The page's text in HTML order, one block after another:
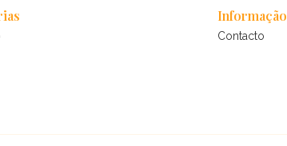
Informação
Contacto